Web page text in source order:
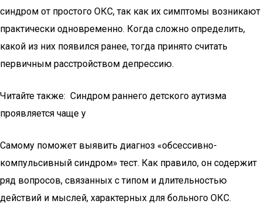
синдром от простого ОКС, так как их симптомы возникают
практически одновременно. Когда сложно определить,
какой из них появился ранее, тогда принято считать
первичным расстройством депрессию.
Читайте также: Синдром раннего детского аутизма
проявляется чаще у
Самому поможет выявить диагноз «обсессивно-
компульсивный синдром» тест. Как правило, он содержит
ряд вопросов, связанных с типом и длительностью
действий и мыслей, характерных для больного ОКС.